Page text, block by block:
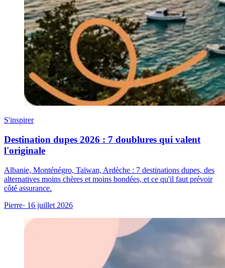
S'inspirer
Destination dupes 2026 : 7 doublures qui valent
l'originale
Albanie, Monténégro, Taïwan, Ardèche : 7 destinations dupes, des
alternatives moins chères et moins bondées, et ce qu'il faut prévoir
côté assurance.
Pierre· 16 juillet 2026